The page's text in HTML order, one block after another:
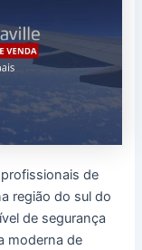
de
região do sul do
de segurança
moderna de